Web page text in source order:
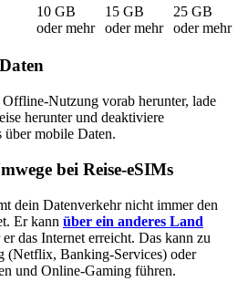
10 GB
oder mehr
15 GB
oder mehr
25 GB
oder mehr
Nutzung vorab herunter, lade
herunter und deaktiviere
über mobile Daten.
bei Reise-eSIMs
dein Datenverkehr nicht immer den
Er kann über ein anderes Land
er das Internet erreicht. Das kann zu
(Netflix, Banking-Services) oder
und Online-Gaming führen.